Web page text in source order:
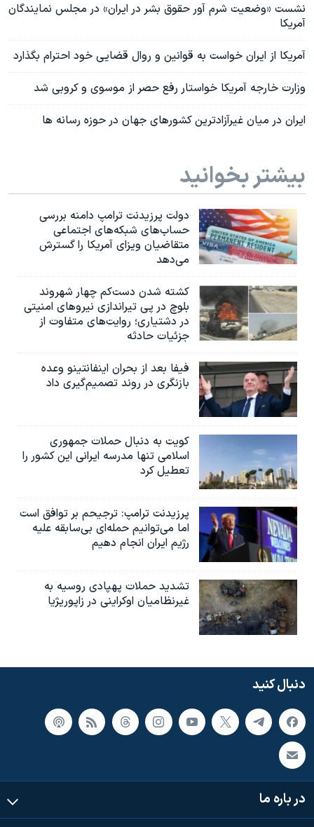
نشست «وضعیت شرم آور حقوق بشر در ایران» در مجلس نمایندگان
آمریکا
آمریکا از ایران خواست به قوانین و روال قضایی خود احترام بگذارد
وزارت خارجه آمریکا خواستار رفع حصر از موسوی و کروبی شد
ایران در میان غیرآزادترین کشورهای جهان در حوزه رسانه ها
بیشتر بخوانید
دولت پرزیدنت ترامپ دامنه بررسی
حساب‌های شبکه‌های اجتماعی
متقاضیان ویزای آمریکا را گسترش
می‌دهد
کشته شدن دست‌کم چهار شهروند
بلوچ در پی تیراندازی نیروهای امنیتی
در دشتیاری؛ روایت‌های متفاوت از
جزئیات حادثه
فیفا بعد از بحران اینفانتینو وعده
بازنگری در روند تصمیم‌گیری داد
کویت به دنبال حملات جمهوری
اسلامی تنها مدرسه ایرانی این کشور را
تعطیل کرد
پرزیدنت ترامپ: ترجیحم بر توافق است
اما می‌توانیم حمله‌ای بی‌سابقه علیه
رژیم ایران انجام دهیم
تشدید حملات پهپادی روسیه به
غیرنظامیان اوکراینی در زاپوریژیا
دنبال کنید
در باره ما